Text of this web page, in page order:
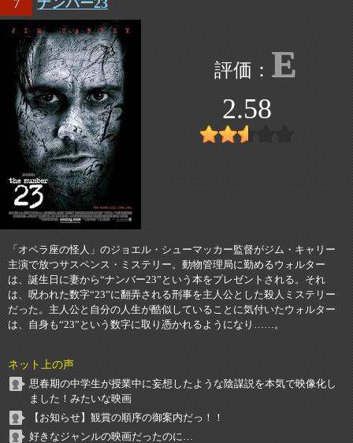
7 ナンバー23
E
2.58
「オペラ座の怪人」のジョエル・シューマッカー監督がジム・キャリー
主演で放つサスペンス・ミステリー。動物管理局に勤めるウォルター
は、誕生日に妻から“ナンバー23”という本をプレゼントされる。それ
は、呪われた数字“23”に翻弄される刑事を主人公とした殺人ミステリー
だった。主人公と自分の人生が酷似していることに気付いたウォルター
は、自身も“23”という数字に取り憑かれるようになり……。
ネット上の声
思春期の中学生が授業中に妄想したような陰謀説を本気で映像化し
ました！みたいな映画
【お知らせ】観賞の順序の御案内だっ！！
好きなジャンルの映画だったのに…